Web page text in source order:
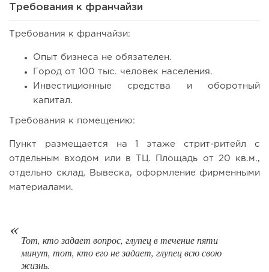
108
модели производства...
99 0
Требования к франчайзи
Требования к франчайзи:
Опыт бизнеса не обязателен.
Город от 100 тыс. человек населения.
Инвестиционные средства и оборотный
капитал.
Требования к помещению:
Пункт размещается на 1 этаже стрит-ритейл с
отдельным входом или в ТЦ. Площадь от 20 кв.м.,
отдельно склад. Вывеска, оформление фирменными
материалами.
Тот, кто задает вопрос, глупец в течение пяти
минут, тот, кто его не задает, глупец всю свою
жизнь.